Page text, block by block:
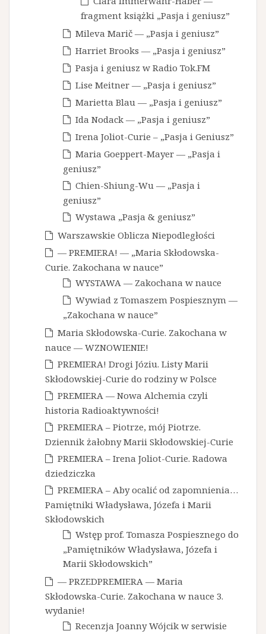
fragment książki „Pasja i geniusz”
Mileva Marič — „Pasja i geniusz”
Harriet Brooks — „Pasja i geniusz”
Pasja i geniusz w Radio Tok.FM
Lise Meitner — „Pasja i geniusz”
Marietta Blau — „Pasja i geniusz”
Ida Nodack — „Pasja i geniusz”
Irena Joliot-Curie – „Pasja i Geniusz”
Maria Goeppert-Mayer — „Pasja i
geniusz”
Chien-Shiung-Wu — „Pasja i
geniusz”
Wystawa „Pasja & geniusz”
Warszawskie Oblicza Niepodległości
— PREMIERA! — „Maria Skłodowska-
Curie. Zakochana w nauce”
WYSTAWA — Zakochana w nauce
Wywiad z Tomaszem Pospiesznym —
„Zakochana w nauce”
Maria Skłodowska-Curie. Zakochana w
nauce — WZNOWIENIE!
PREMIERA! Drogi Józiu. Listy Marii
Skłodowskiej-Curie do rodziny w Polsce
PREMIERA — Nowa Alchemia czyli
historia Radioaktywności!
PREMIERA – Piotrze, mój Piotrze.
Dziennik żałobny Marii Skłodowskiej-Curie
PREMIERA – Irena Joliot-Curie. Radowa
dziedziczka
PREMIERA – Aby ocalić od zapomnienia…
Pamiętniki Władysława, Józefa i Marii
Skłodowskich
Wstęp prof. Tomasza Pospiesznego do
„Pamiętników Władysława, Józefa i
Marii Skłodowskich”
— PRZEDPREMIERA — Maria
Skłodowska-Curie. Zakochana w nauce 3.
wydanie!
Recenzja Joanny Wójcik w serwisie